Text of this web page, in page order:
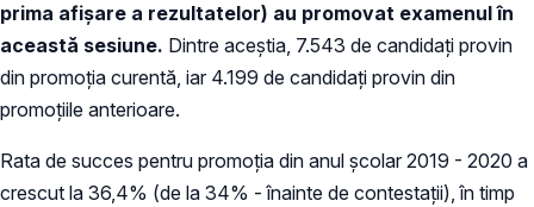
prima afișare a rezultatelor) au promovat examenul în
această sesiune. Dintre aceștia, 7.543 de candidați provin
din promoția curentă, iar 4.199 de candidați provin din
promoțiile anterioare.
Rata de succes pentru promoția din anul școlar 2019 - 2020 a
crescut la 36,4% (de la 34% - înainte de contestații), în timp